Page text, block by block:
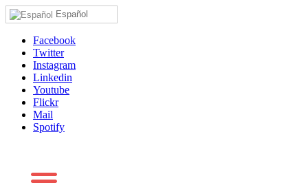
Español
Facebook
Twitter
Instagram
Linkedin
Youtube
Flickr
Mail
Spotify